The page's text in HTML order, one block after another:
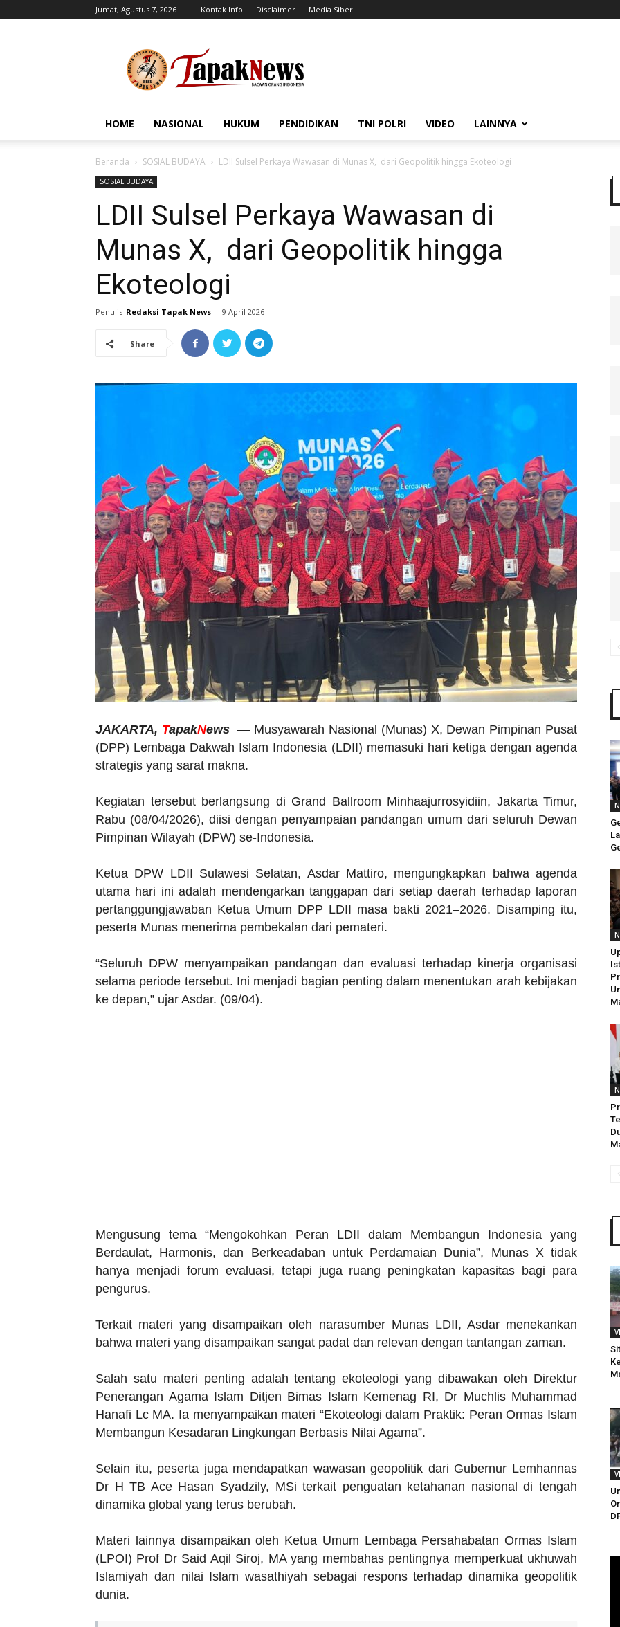
Jumat, Agustus 7, 2026 Kontak Info Disclaimer Media Siber
HOME NASIONAL HUKUM PENDIDIKAN TNI POLRI VIDEO LAINNYA
Beranda SOSIAL BUDAYA LDII Sulsel Perkaya Wawasan di Munas X, dari Geopolitik hingga Ekoteologi
SOSIAL BUDAYA
LDII Sulsel Perkaya Wawasan di
Munas X, dari Geopolitik hingga
Ekoteologi
Penulis Redaksi Tapak News - 9 April 2026
Share
JAKARTA, TapakNews — Musyawarah Nasional (Munas) X, Dewan Pimpinan Pusat
(DPP) Lembaga Dakwah Islam Indonesia (LDII) memasuki hari ketiga dengan agenda
strategis yang sarat makna.
Kegiatan tersebut berlangsung di Grand Ballroom Minhaajurrosyidiin, Jakarta Timur,
Rabu (08/04/2026), diisi dengan penyampaian pandangan umum dari seluruh Dewan
Pimpinan Wilayah (DPW) se-Indonesia.
Ketua DPW LDII Sulawesi Selatan, Asdar Mattiro, mengungkapkan bahwa agenda
utama hari ini adalah mendengarkan tanggapan dari setiap daerah terhadap laporan
pertanggungjawaban Ketua Umum DPP LDII masa bakti 2021–2026. Disamping itu,
peserta Munas menerima pembekalan dari pemateri.
“Seluruh DPW menyampaikan pandangan dan evaluasi terhadap kinerja organisasi
selama periode tersebut. Ini menjadi bagian penting dalam menentukan arah kebijakan
ke depan,” ujar Asdar. (09/04).
Mengusung tema “Mengokohkan Peran LDII dalam Membangun Indonesia yang
Berdaulat, Harmonis, dan Berkeadaban untuk Perdamaian Dunia”, Munas X tidak
hanya menjadi forum evaluasi, tetapi juga ruang peningkatan kapasitas bagi para
pengurus.
Terkait materi yang disampaikan oleh narasumber Munas LDII, Asdar menekankan
bahwa materi yang disampaikan sangat padat dan relevan dengan tantangan zaman.
Salah satu materi penting adalah tentang ekoteologi yang dibawakan oleh Direktur
Penerangan Agama Islam Ditjen Bimas Islam Kemenag RI, Dr Muchlis Muhammad
Hanafi Lc MA. Ia menyampaikan materi “Ekoteologi dalam Praktik: Peran Ormas Islam
Membangun Kesadaran Lingkungan Berbasis Nilai Agama”.
Selain itu, peserta juga mendapatkan wawasan geopolitik dari Gubernur Lemhannas
Dr H TB Ace Hasan Syadzily, MSi terkait penguatan ketahanan nasional di tengah
dinamika global yang terus berubah.
Materi lainnya disampaikan oleh Ketua Umum Lembaga Persahabatan Ormas Islam
(LPOI) Prof Dr Said Aqil Siroj, MA yang membahas pentingnya memperkuat ukhuwah
Islamiyah dan nilai Islam wasathiyah sebagai respons terhadap dinamika geopolitik
dunia.